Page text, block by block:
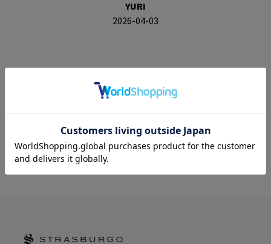
YURI
2026-04-03